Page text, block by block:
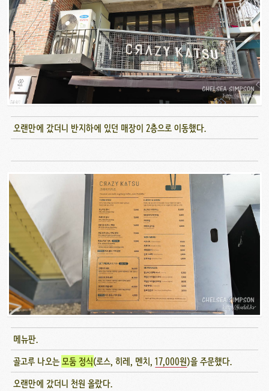
오랜만에 갔더니 반지하에 있던 매장이 2층으로 이동했다.
메뉴판.
골고루 나오는모둠 정식(로스, 히레, 멘치,17,000원)을 주문했다.
오랜만에 갔더니 천원 올랐다.